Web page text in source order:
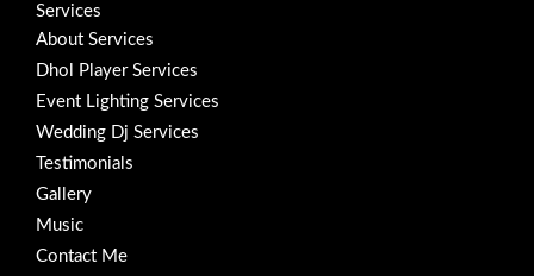
Services
About Services
Dhol Player Services
Event Lighting Services
Wedding Dj Services
Testimonials
Gallery
Music
Contact Me